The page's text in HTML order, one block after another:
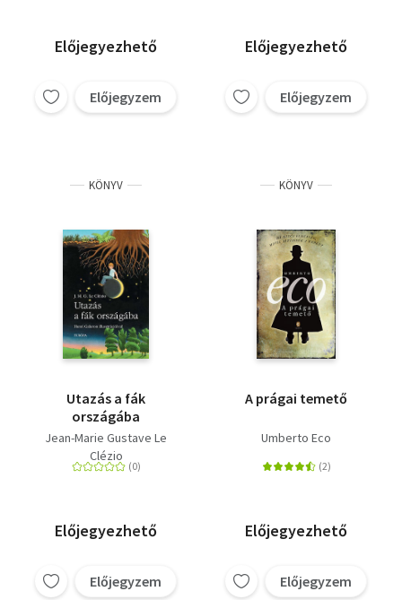
Előjegyezhető
Előjegyzem
Előjegyezhető
Előjegyzem
KÖNYV
Utazás a fák
országába
Jean-Marie Gustave Le
Clézio
Előjegyezhető
Előjegyzem
KÖNYV
A prágai temető
Umberto Eco
Előjegyezhető
Előjegyzem